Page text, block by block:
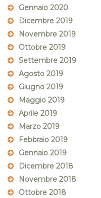
Gennaio 2020
Dicembre 2019
Novembre 2019
Ottobre 2019
Settembre 2019
Agosto 2019
Giugno 2019
Maggio 2019
Aprile 2019
Marzo 2019
Febbraio 2019
Gennaio 2019
Dicembre 2018
Novembre 2018
Ottobre 2018